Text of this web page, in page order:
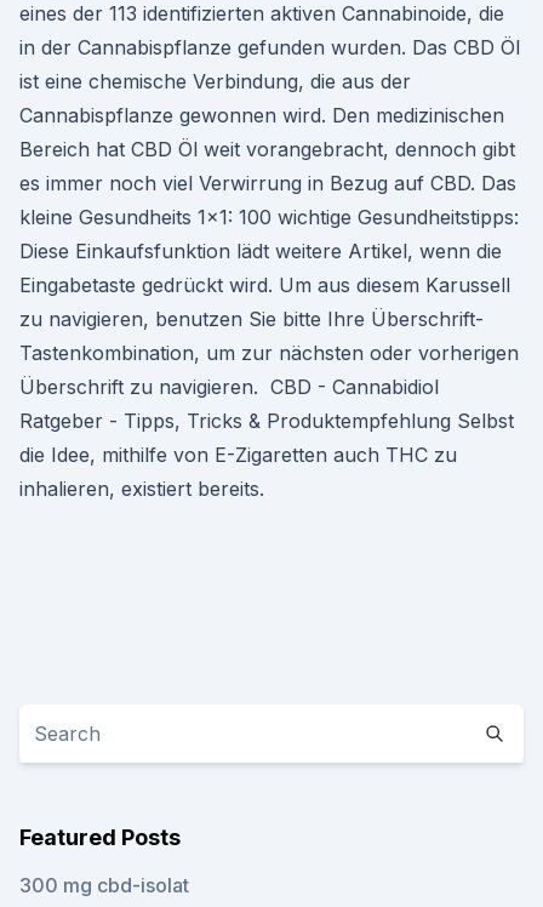
eines der 113 identifizierten aktiven Cannabinoide, die
in der Cannabispflanze gefunden wurden. Das CBD Öl
ist eine chemische Verbindung, die aus der
Cannabispflanze gewonnen wird. Den medizinischen
Bereich hat CBD Öl weit vorangebracht, dennoch gibt
es immer noch viel Verwirrung in Bezug auf CBD. Das
kleine Gesundheits 1x1: 100 wichtige Gesundheitstipps:
Diese Einkaufsfunktion lädt weitere Artikel, wenn die
Eingabetaste gedrückt wird. Um aus diesem Karussell
zu navigieren, benutzen Sie bitte Ihre Überschrift-
Tastenkombination, um zur nächsten oder vorherigen
Überschrift zu navigieren. ️ CBD - Cannabidiol
Ratgeber - Tipps, Tricks & Produktempfehlung Selbst
die Idee, mithilfe von E-Zigaretten auch THC zu
inhalieren, existiert bereits.
Featured Posts
300 mg cbd-isolat